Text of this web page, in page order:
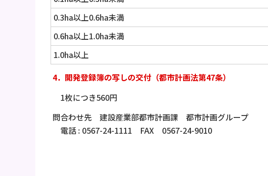
0.3ha以上0.6ha未満
0.6ha以上1.0ha未満
1.0ha以上
4．開発登録簿の写しの交付（都市計画法第47条）
1枚につき560円
問合わせ先 建設産業部都市計画課 都市計画グループ
電話 : 0567-24-1111 FAX 0567-24-9010